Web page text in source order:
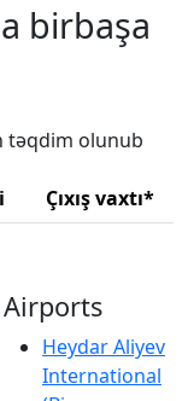
birbaşa
təqdim olunub
Çıxış vaxtı*
Airports
Heydar Aliyev
International